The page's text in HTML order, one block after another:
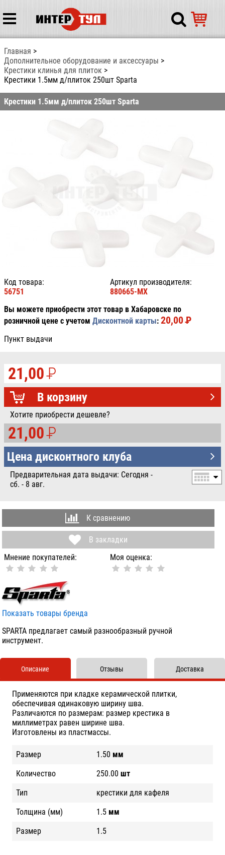
Главная
Дополнительное оборудование и аксессуары
Крестики клинья для плиток
Крестики 1.5мм д/плиток 250шт Sparta
Крестики 1.5мм д/плиток 250шт Sparta
Код товара:
56751
Артикул производителя:
880665-MX
Вы можете приобрести этот товар в Хабаровске по
розничной цене с учетом Дисконтной карты: 20,00PУБ.
Пункт выдачи
21,00P
УБ.
В корзину
Хотите приобрести дешевле?
21,00P
УБ.
Цена дисконтного клуба
Предварительная дата выдачи: Сегодня -
сб. - 8 авг.
К сравнению
В закладки
Мнение покупателей:
Моя оценка:
Показать товары бренда
SPARTA предлагает самый разнообразный ручной
инструмент.
Описание
Применяются при кладке керамической плитки,
обеспечивая одинаковую ширину шва.
Различаются по размерам: размер крестика в
миллиметрах равен ширине шва.
Изготовлены из пластмассы.
Размер 1.50 мм
Количество
250.00 шт
Тип
крестики для кафеля
Толщина (мм)
1.5 мм
Размер
1.5
Отзывы Доставка